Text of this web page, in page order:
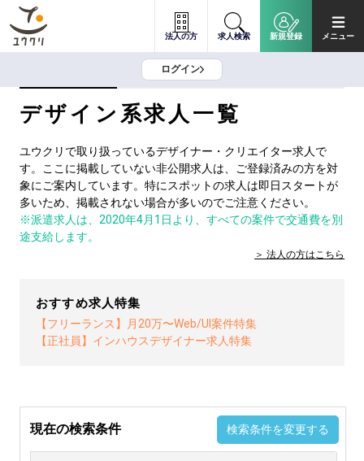
法人の方 求人検索 新規登録 メニュー
ログイン
デザイン系求人一覧
ユウクリで取り扱っているデザイナー・クリエイター求人で
す。ここに掲載していない非公開求人は、ご登録済みの方を対
象にご案内しています。特にスポットの求人は即日スタートが
多いため、掲載されない場合が多いのでご注意ください。
※派遣求人は、2020年4月1日より、すべての案件で交通費を別
途支給します。
法人の方はこちら
おすすめ求人特集
【フリーランス】月20万〜Web/UI案件特集
【正社員】インハウスデザイナー求人特集
現在の検索条件 検索条件を変更する